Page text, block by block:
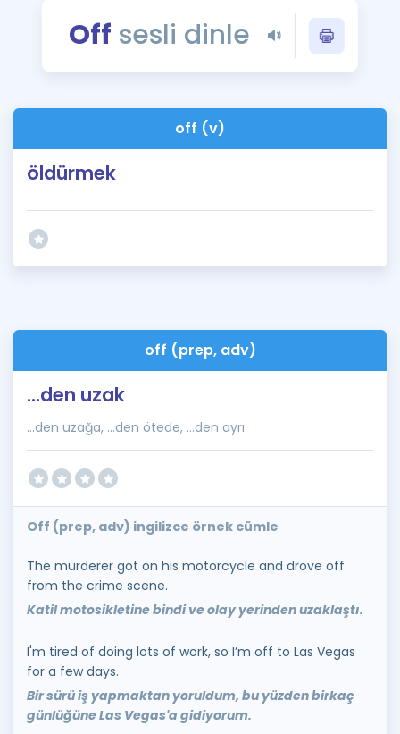
Blog
İngilizce Gramer
Off sesli dinle
off (v)
öldürmek
off (prep, adv)
...den uzak
...den uzağa, ...den ötede, ...den ayrı
Off (prep, adv) ingilizce örnek cümle
The murderer got on his motorcycle and drove off
from the crime scene.
Katil motosikletine bindi ve olay yerinden uzaklaştı.
I'm tired of doing lots of work, so I’m off to Las Vegas
for a few days.
Bir sürü iş yapmaktan yoruldum, bu yüzden birkaç
günlüğüne Las Vegas'a gidiyorum.